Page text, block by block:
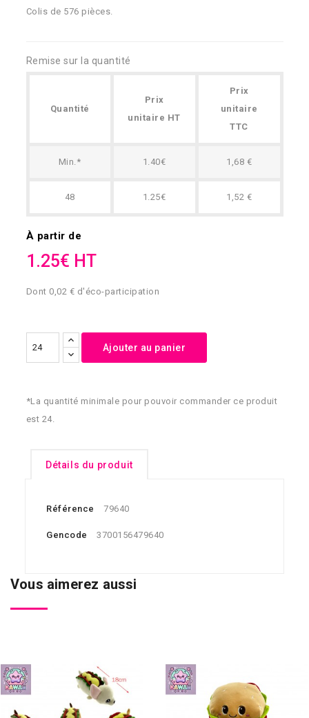
Colis de 576 pièces.
Remise sur la quantité
Quantité
Prix
unitaire HT
Prix
unitaire
TTC
Min.* 1.40€ 1,68 €
48 1.25€ 1,52 €
À partir de
1.25€ HT
Dont 0,02 € d'éco-participation
Ajouter au panier
*La quantité minimale pour pouvoir commander ce produit
est 24.
Détails du produit
Référence 79640
Gencode 3700156479640
Vous aimerez aussi